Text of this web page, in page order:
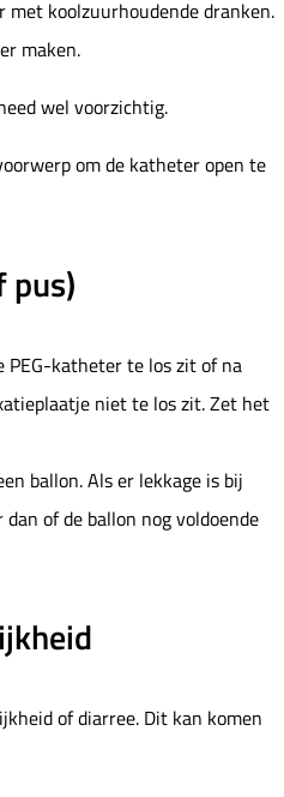
koolzuurhoudende dranken.
maken.
wel voorzichtig.
om de katheter open te
pus)
PEG-katheter te los zit of na
niet te los zit. Zet het
ballon. Als er lekkage is bij
of de ballon nog voldoende
of diarree. Dit kan komen